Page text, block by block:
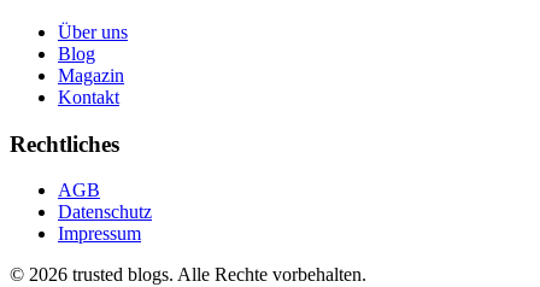
Über uns
Blog
Magazin
Kontakt
Rechtliches
AGB
Datenschutz
Impressum
© 2026 trusted blogs. Alle Rechte vorbehalten.